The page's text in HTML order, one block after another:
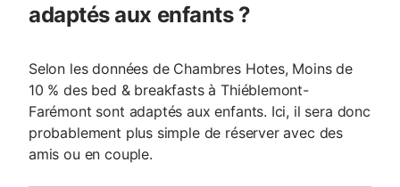
adaptés aux enfants ?
Selon les données de Chambres Hotes, Moins de
10 % des bed & breakfasts à Thiéblemont-
Farémont sont adaptés aux enfants. Ici, il sera donc
probablement plus simple de réserver avec des
amis ou en couple.